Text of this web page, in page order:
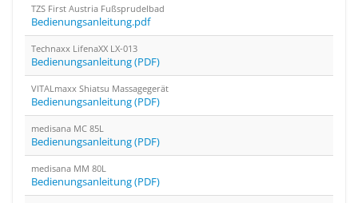
TZS First Austria Fußsprudelbad
Bedienungsanleitung.pdf
Technaxx LifenaXX LX-013
Bedienungsanleitung (PDF)
VITALmaxx Shiatsu Massagegerät
Bedienungsanleitung (PDF)
medisana MC 85L
Bedienungsanleitung (PDF)
medisana MM 80L
Bedienungsanleitung (PDF)